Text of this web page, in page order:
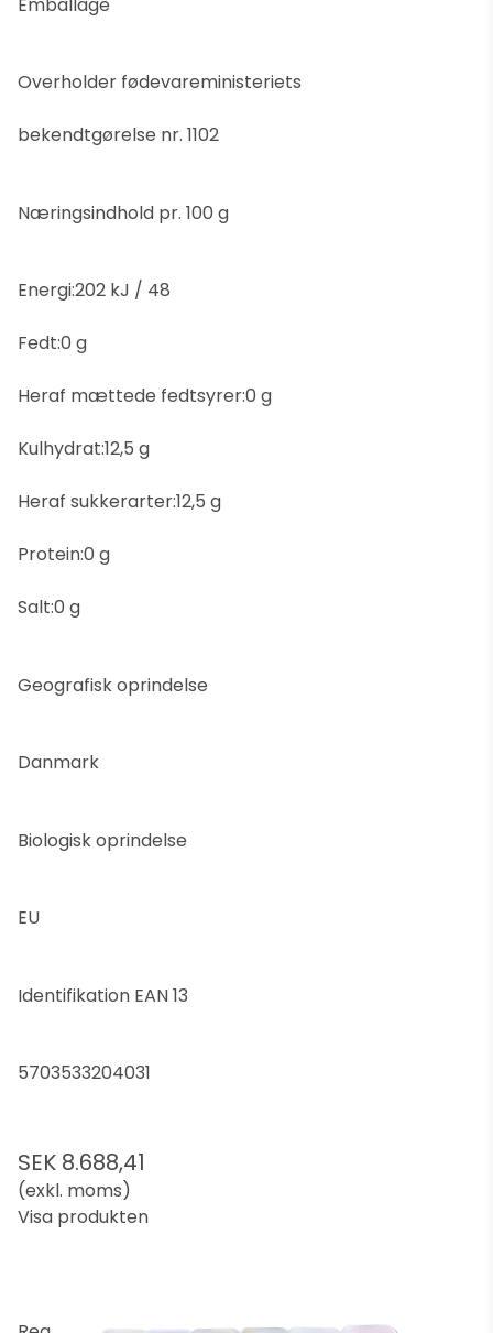
Overholder fødevareministeriets
bekendtgørelse nr. 1102
Næringsindhold pr. 100 g
Energi:202 kJ / 48
Fedt:0 g
Heraf mættede fedtsyrer:0 g
Kulhydrat:12,5 g
Heraf sukkerarter:12,5 g
Protein:0 g
Salt:0 g
Geografisk oprindelse
Danmark
Biologisk oprindelse
EU
Identifikation EAN 13
5703533204031
SEK 8.688,41
(exkl. moms)
Visa produkten